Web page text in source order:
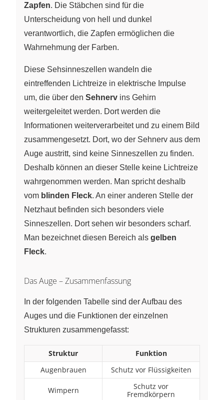
Zapfen. Die Stäbchen sind für die
Unterscheidung von hell und dunkel
verantwortlich, die Zapfen ermöglichen die
Wahrnehmung der Farben.
Diese Sehsinneszellen wandeln die
eintreffenden Lichtreize in elektrische Impulse
um, die über den Sehnerv ins Gehirn
weitergeleitet werden. Dort werden die
Informationen weiterverarbeitet und zu einem Bild
zusammengesetzt. Dort, wo der Sehnerv aus dem
Auge austritt, sind keine Sinneszellen zu finden.
Deshalb können an dieser Stelle keine Lichtreize
wahrgenommen werden. Man spricht deshalb
vom blinden Fleck. An einer anderen Stelle der
Netzhaut befinden sich besonders viele
Sinneszellen. Dort sehen wir besonders scharf.
Man bezeichnet diesen Bereich als gelben
Fleck.
Das Auge – Zusammenfassung
In der folgenden Tabelle sind der Aufbau des
Auges und die Funktionen der einzelnen
Strukturen zusammengefasst:
Struktur
Funktion
Augenbrauen
Schutz vor Flüssigkeiten
Wimpern
Schutz vor
Fremdkörpern